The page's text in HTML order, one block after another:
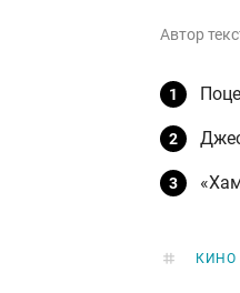
Автор
КИНО